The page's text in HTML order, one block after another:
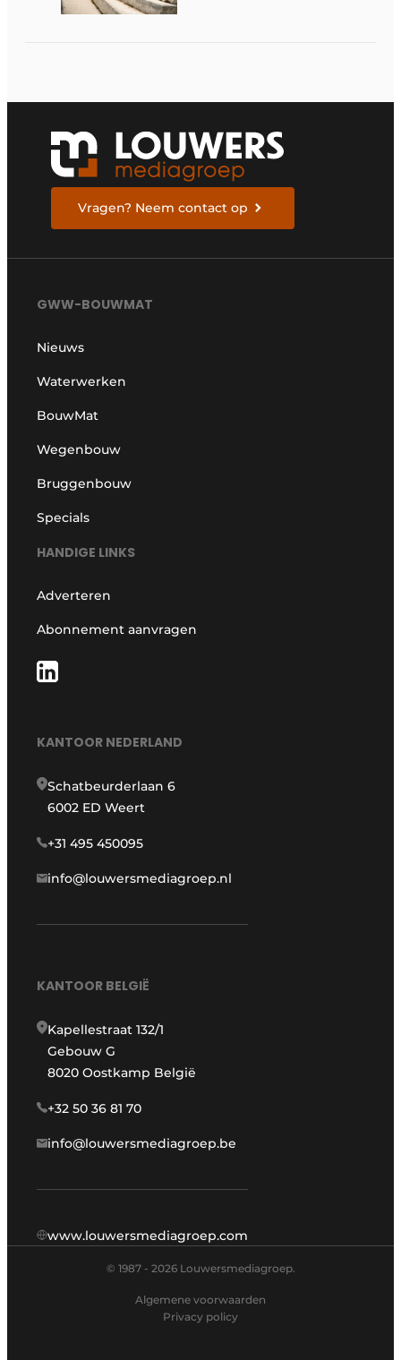
Vragen? Neem contact op
GWW-BOUWMAT
Nieuws
Waterwerken
BouwMat
Wegenbouw
Bruggenbouw
Specials
HANDIGE LINKS
Adverteren
Abonnement aanvragen
KANTOOR NEDERLAND
Schatbeurderlaan 6
6002 ED Weert
+31 495 450095
info@louwersmediagroep.nl
KANTOOR BELGIË
Kapellestraat 132/1
Gebouw G
8020 Oostkamp België
+32 50 36 81 70
info@louwersmediagroep.be
www.louwersmediagroep.com
© 1987 - 2026 Louwersmediagroep.
Algemene voorwaarden
Privacy policy